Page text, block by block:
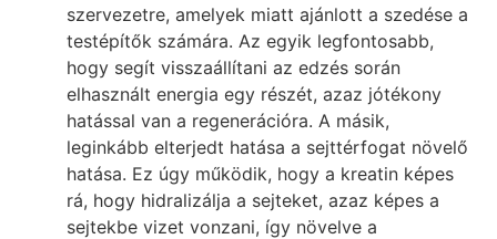
szervezetre, amelyek miatt ajánlott a szedése a
testépítők számára. Az egyik legfontosabb,
hogy segít visszaállítani az edzés során
elhasznált energia egy részét, azaz jótékony
hatással van a regenerációra. A másik,
leginkább elterjedt hatása a sejttérfogat növelő
hatása. Ez úgy működik, hogy a kreatin képes
rá, hogy hidralizálja a sejteket, azaz képes a
sejtekbe vizet vonzani, így növelve a